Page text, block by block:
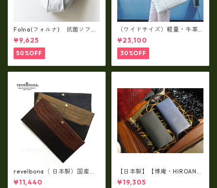
Folna(フォルナ) 抗菌ソフト
スムースレザー トートバッグ
¥9,625
50%OFF
（ワイドサイズ）軽量・牛革
製品・2WAYヌメ革トートバッ
グ（A3サイズ/日本製）(高収
納）ir-02G
¥23,100
30%OFF
revelbona（ 日本製）国産牛
革製・お札入れ ロングウォ
レット rl-001
¥11,440
【日本製】【博庵・HIROAN】
最高級牛革（ボーテッド）札
入れ・長財布 ha-21535
¥19,305